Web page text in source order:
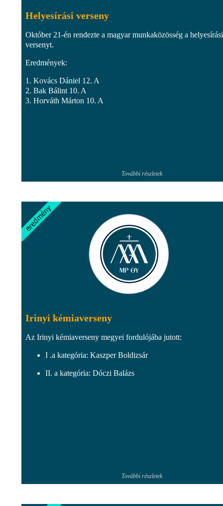
Helyesírási verseny
Október 21-én rendezte a magyar munkaközösség a helyesírási
versenyt.
Eredmények:
1. Kovács Dániel 12. A
2. Bak Bálint 10. A
3. Horváth Márton 10. A
További részletek
Irinyi kémiaverseny
Az Irinyi kémiaverseny megyei fordulójába jutott:
I .a kategória: Kaszper Boldizsár
II. a kategória: Dóczi Balázs
További részletek